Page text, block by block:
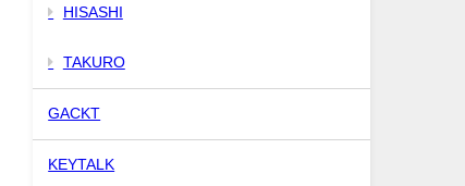
HISASHI
TAKURO
GACKT
KEYTALK